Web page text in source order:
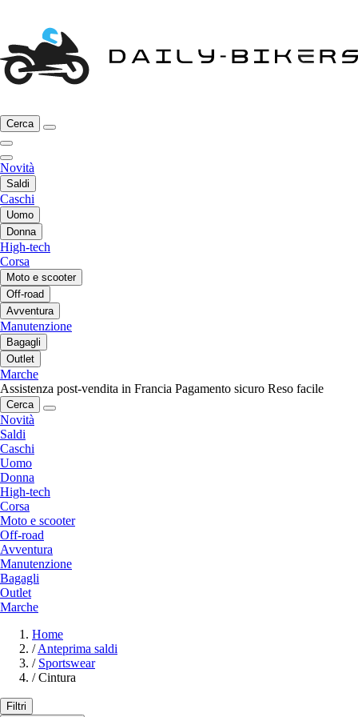
Cerca
Novità
Saldi
Caschi
Uomo
Donna
High-tech
Corsa
Moto e scooter
Off-road
Avventura
Manutenzione
Bagagli
Outlet
Marche
Assistenza post-vendita in Francia Pagamento sicuro Reso facile
Cerca
Novità
Saldi
Caschi
Uomo
Donna
High-tech
Corsa
Moto e scooter
Off-road
Avventura
Manutenzione
Bagagli
Outlet
Marche
Home
/ Anteprima saldi
/ Sportswear
/ Cintura
Filtri